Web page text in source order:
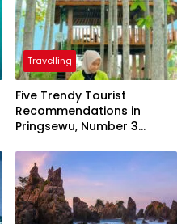
Travelling
Five Trendy Tourist
Recommendations in
Pringsewu, Number 3
President